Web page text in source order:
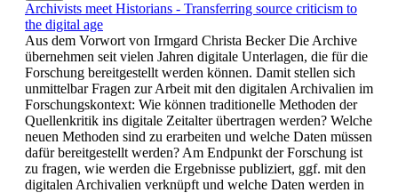
Archivists meet Historians - Transferring source criticism to
the digital age
Aus dem Vorwort von Irmgard Christa Becker Die Archive
übernehmen seit vielen Jahren digitale Unterlagen, die für die
Forschung bereitgestellt werden können. Damit stellen sich
unmittelbar Fragen zur Arbeit mit den digitalen Archivalien im
Forschungskontext: Wie können traditionelle Methoden der
Quellenkritik ins digitale Zeitalter übertragen werden? Welche
neuen Methoden sind zu erarbeiten und welche Daten müssen
dafür bereitgestellt werden? Am Endpunkt der Forschung ist
zu fragen, wie werden die Ergebnisse publiziert, ggf. mit den
digitalen Archivalien verknüpft und welche Daten werden in